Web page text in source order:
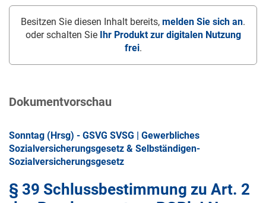
Besitzen Sie diesen Inhalt bereits, melden Sie sich an.
oder schalten Sie
Ihr Produkt zur digitalen Nutzung
frei.
Dokumentvorschau
Sonntag (Hrsg) - GSVG SVSG | Gewerbliches
Sozialversicherungsgesetz & Selbständigen-
Sozialversicherungsgesetz
§ 39 Schlussbestimmung zu Art. 2